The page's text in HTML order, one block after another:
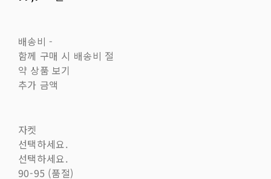
배송비 -
함께 구매 시 배송비 절
약 상품 보기
추가 금액
자켓
선택하세요.
선택하세요.
90-95 (품절)